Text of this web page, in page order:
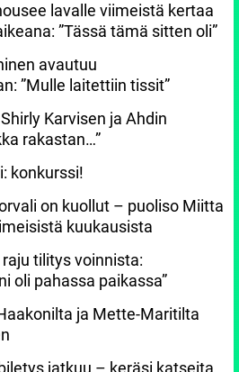
lavalle viimeistä kertaa
”Tässä tämä sitten oli”
avautuu
”Mulle laitettiin tissit”
Karvisen ja Ahdin
rakastan…”
konkurssi!
on kuollut – puoliso Miitta
kuukausista
tilitys voinnista:
oli pahassa paikassa”
ja Mette-Maritilta